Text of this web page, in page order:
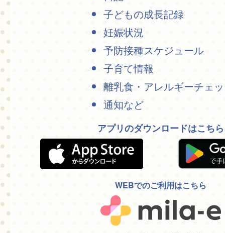
子どもの成長記録
妊娠状況
予防接種スケジュール
子育て情報
離乳食・アレルギーチェ
通知など
アプリのダウンロードはこちら
WEBでのご利用はこちら